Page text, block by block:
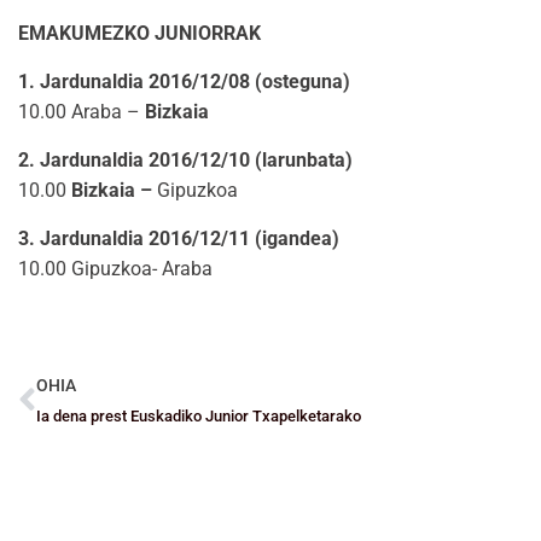
EMAKUMEZKO JUNIORRAK
1. Jardunaldia 2016/12/08 (osteguna)
10.00 Araba – Bizkaia
2. Jardunaldia 2016/12/10 (larunbata)
10.00 Bizkaia – Gipuzkoa
3. Jardunaldia 2016/12/11 (igandea)
10.00 Gipuzkoa- Araba
OHIA
Ia dena prest Euskadiko Junior Txapelketarako